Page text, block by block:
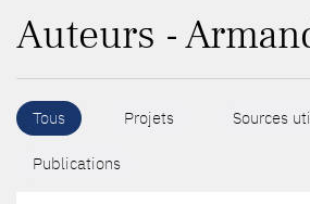
Auteurs -
Tous Projets Sources
Publications